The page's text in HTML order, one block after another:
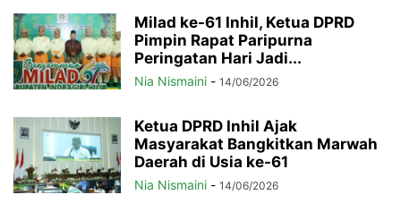
Milad ke-61 Inhil, Ketua DPRD
Pimpin Rapat Paripurna
Peringatan Hari Jadi...
Nia Nismaini - 14/06/2026
Ketua DPRD Inhil Ajak
Masyarakat Bangkitkan Marwah
Daerah di Usia ke-61
Nia Nismaini - 14/06/2026